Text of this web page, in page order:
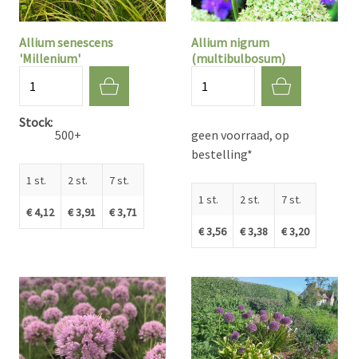
Allium senescens
'Millenium'
Stock
500+
1 st.
€ 4,12
2 st.
€ 3,91
7 st.
€ 3,71
Allium nigrum
(multibulbosum)
geen voorraad, op
bestelling*
1 st.
€ 3,56
2 st.
€ 3,38
7 st.
€ 3,20